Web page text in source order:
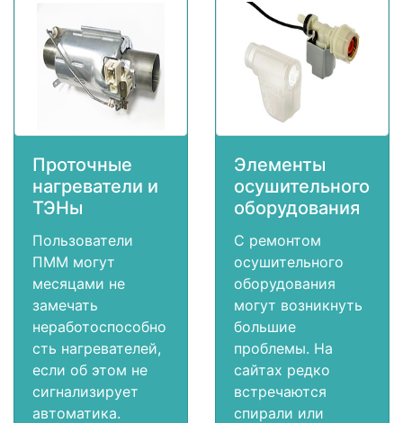
Проточные
нагреватели и
ТЭНы
Пользователи
ПММ могут
месяцами не
замечать
неработоспособно
сть нагревателей,
если об этом не
сигнализирует
автоматика.
Элементы
осушительного
оборудования
С ремонтом
осушительного
оборудования
могут возникнуть
большие
проблемы. На
сайтах редко
встречаются
спирали или